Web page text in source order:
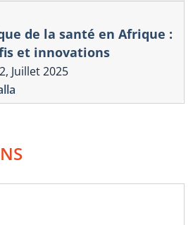
de la santé en Afrique :
et innovations
Juillet 2025